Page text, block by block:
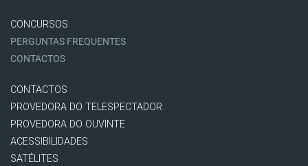
CONCURSOS
PERGUNTAS FREQUENTES
CONTACTOS
CONTACTOS
PROVEDORA DO TELESPECTADOR
PROVEDORA DO OUVINTE
ACESSIBILIDADES
SATÉLITES